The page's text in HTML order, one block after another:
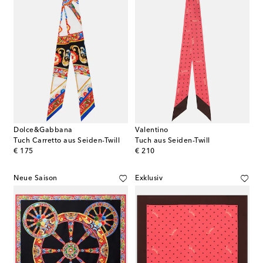
Dolce&Gabbana
Tuch Carretto aus Seiden-Twill
€ 175
original price
Valentino
Tuch aus Seiden-Twill
€ 210
original price
Neue Saison Exklusiv